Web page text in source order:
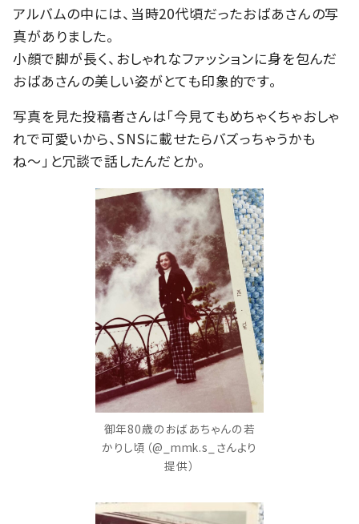
アルバムの中には、当時20代頃だったおばあさんの写
真がありました。
小顔で脚が長く、おしゃれなファッションに身を包んだ
おばあさんの美しい姿がとても印象的です。
写真を見た投稿者さんは「今見てもめちゃくちゃおしゃ
れで可愛いから、SNSに載せたらバズっちゃうかも
ね〜」と冗談で話したんだとか。
御年80歳のおばあちゃんの若
かりし頃（@_mmk.s_さんより
提供）